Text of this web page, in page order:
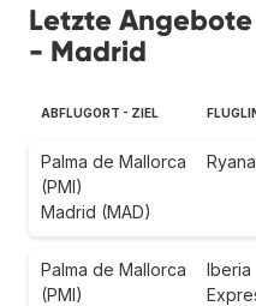
Letzte
- Madrid
ABFLUGORT - ZIEL
Palma de Mallorca
(PMI)
Madrid (MAD)
Palma de Mallorca
(PMI)
Iberia